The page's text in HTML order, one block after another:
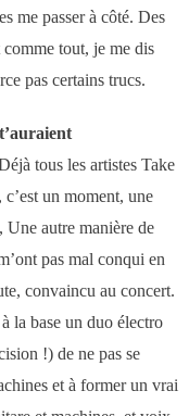
me passer à côté. Des
comme tout, je me dis
pas certains trucs.
tous les artistes Take
un moment, une
autre manière de
pas mal conqui en
convaincu au concert.
la base un duo électro
!) de ne pas se
et à former un vrai